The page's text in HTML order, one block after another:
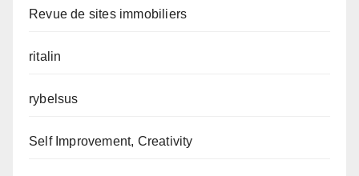
Revue de sites immobiliers
ritalin
rybelsus
Self Improvement, Creativity